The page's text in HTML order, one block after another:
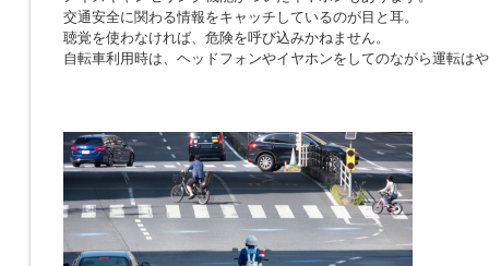
交通安全に関わる情報をキャッチしているのが目と耳。
聴覚を使わなければ、危険を呼び込みかねません。
自転車利用時は、ヘッドフォンやイヤホンをしてのながら運転は